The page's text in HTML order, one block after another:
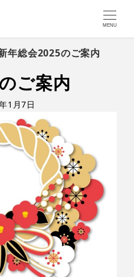
MENU
年総会2025のご案内
ご案内
1月7日